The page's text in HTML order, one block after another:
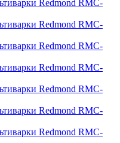
Redmond RMC-
Redmond RMC-
Redmond RMC-
Redmond RMC-
Redmond RMC-
Redmond RMC-
Redmond RMC-